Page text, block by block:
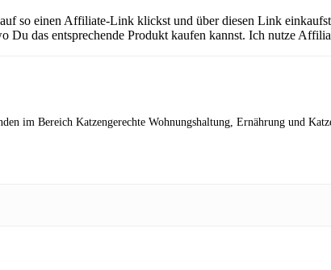
so einen Affiliate-Link klickst und über diesen Link
das entsprechende Produkt kaufen kannst. Ich nutze
im Bereich Katzengerechte Wohnungshaltung, Ernährung und